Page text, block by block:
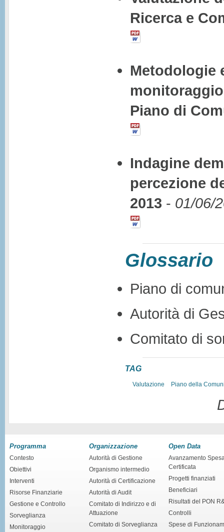
Ricerca e
Metodologie
Piano di
Indagine
percezione
2013 - 01/06/
Glossario
Piano di
Autorità di
Comitato di
TAG
Valutazione Piano della
Programma
Contesto
Obiettivi
Interventi
Risorse Finanziarie
Gestione e Controllo
Sorveglianza
Monitoraggio
Organizzazione
Autorità di Gestione
Organismo intermedio
Autorità di Certificazione
Autorità di Audit
Comitato di Indirizzo e di
Attuazione
Comitato di Sorveglianza
Open Data
Avanzamento
Certificata
Progetti finanziati
Beneficiari
Risultati del PON
Controlli
Spese di